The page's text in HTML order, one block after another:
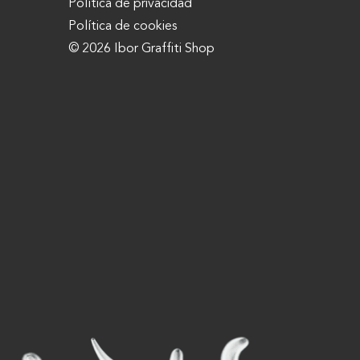
Política de privacidad
Política de cookies
© 2026 Ibor Graffiti Shop